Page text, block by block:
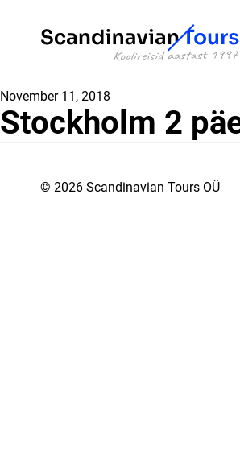
November 11, 2018
Stockholm 2
© 2026 Scandinavian Tours OÜ